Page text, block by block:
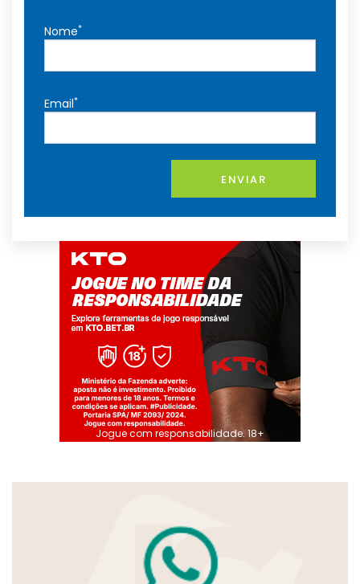
Nome*
Email*
ENVIAR
Jogue com responsabilidade. 18+